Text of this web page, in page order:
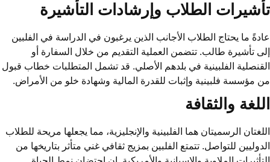
تأشيرات الطلاب وإرشادات التأشيرة
عادةً ما يحتاج الطلاب الأجانب الذين يرغبون في الدراسة في الفلبين
إلى تأشيرة طالب. تتضمن العملية التقديم من خلال السفارة أو
القنصلية الفلبينية في بلدهم الأصلي. قد تشمل المتطلبات خطاب قبول
من مؤسسة فلبينية وإثبات للقدرة المالية وشهادة خلو من الأمراض.
اللغة والثقافة
اللغتان الرسميتان هما الفلبينية والإنجليزية، مما يجعلها مريحة للطلاب
الدوليين للتواصل. تتمتع الفلبين بمزيج ثقافي غني متأثر بتاريخها من